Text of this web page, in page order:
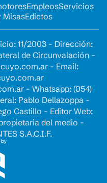
EmpleosServicios
MisasEdictos
11/2003 - Dirección:
de Circunvalación -
- Email:
- Whatsapp: (054)
Pablo Dellazoppa -
Castillo - Editor Web:
del medio -
S.A.C.I.F.